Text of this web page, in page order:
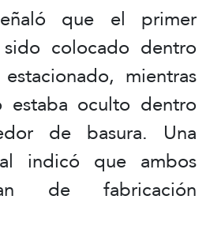
que el primer
colocado dentro
mientras
oculto dentro
de basura. Una
indicó que ambos
de fabricación